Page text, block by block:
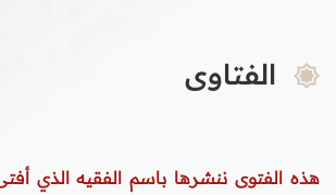
الفتاوى
هذه الفتوى ننشرها باسم الفقيه الذي